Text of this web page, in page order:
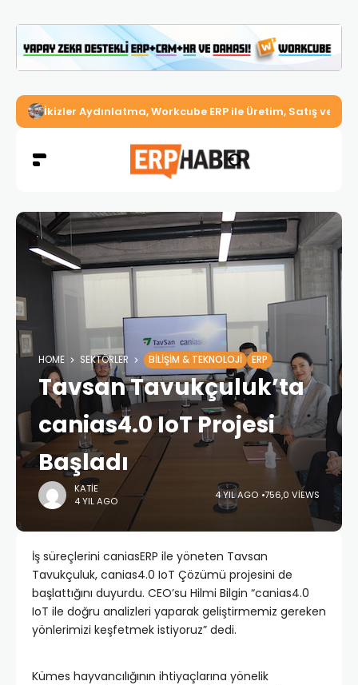
İkizler Aydınlatma, Workcube ERP ile Üretim, Satış ve
HOME SEKTÖRLER BILIŞIM & TEKNOLOJI ERP
Tavsan Tavukçuluk’ta
canias4.0 IoT Projesi
Başladı
KATIE
4 YIL AGO
4 YIL AGO 756,0 VIEWS
İş süreçlerini caniasERP ile yöneten Tavsan
Tavukçuluk, canias4.0 IoT Çözümü projesini de
başlattığını duyurdu. CEO’su Hilmi Bilgin “canias4.0
IoT ile doğru analizleri yaparak geliştirmemiz gereken
yönlerimizi keşfetmek istiyoruz” dedi.
Kümes hayvancılığının ihtiyaçlarına yönelik